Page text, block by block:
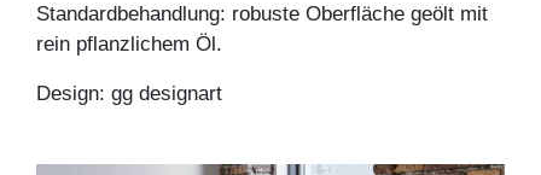
Standardbehandlung: robuste Oberfläche geölt mit
rein pflanzlichem Öl.
Design: gg designart